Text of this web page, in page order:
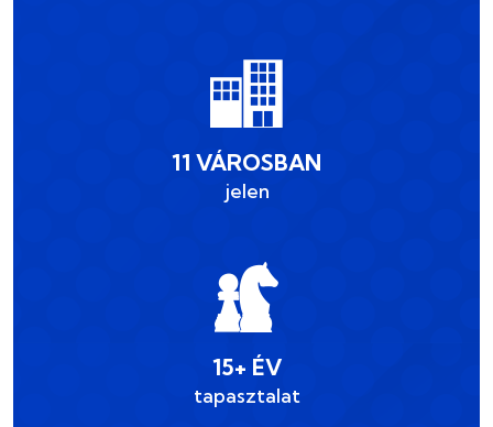
11 VÁROSBAN
jelen
15+ ÉV
tapasztalat